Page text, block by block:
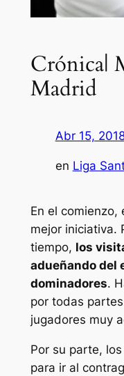
Crónica|
Madrid
Abr 15,
en Liga
En el comienzo,
mejor iniciativa.
tiempo, los
adueñando del
dominadores.
por todas
jugadores muy
Por su parte,
para ir al